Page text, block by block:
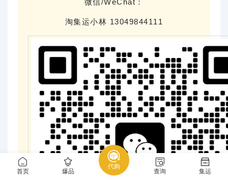
首页 爆品
代购
查询 集运
微信/WeChat：
淘集运小林 13049844111